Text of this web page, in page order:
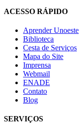
ACESSO RÁPIDO
Aprender Unoeste
Biblioteca
Cesta de Serviços
Mapa do Site
Imprensa
Webmail
ENADE
Contato
Blog
SERVIÇOS